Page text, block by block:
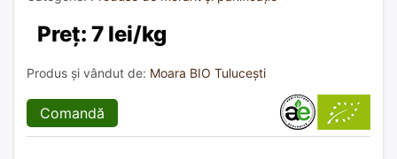
Preț: 7 lei/kg
Produs și vândut de: Moara BIO Tulucești
Comandă